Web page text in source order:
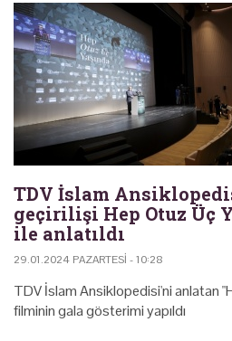
TDV İslam
geçirilişi Hep Otuz Üç
ile anlatıldı
29.01.2024 PAZARTESI - 10:28
TDV İslam Ansiklopedisi'ni anlatan
filminin gala gösterimi yapıldı